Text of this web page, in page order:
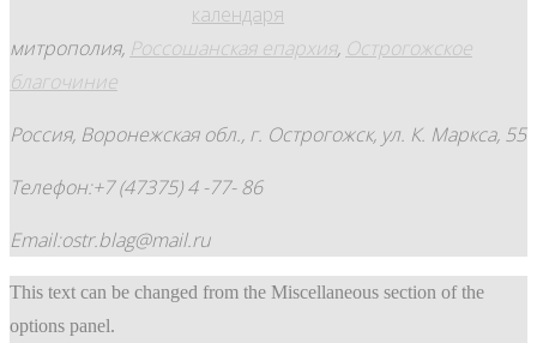
календаря
митрополия, Россошанская епархия, Острогожское
благочиние
Россия, Воронежская обл., г. Острогожск, ул. К. Маркса, 55
Телефон:+7 (47375) 4 -77- 86
Email:ostr.blag@mail.ru
This text can be changed from the Miscellaneous section of the
options panel.